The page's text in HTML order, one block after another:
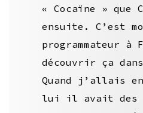
« Cocaïne » que
ensuite. C’est
programmateur
découvrir ça
Quand j’allais
lui il avait des